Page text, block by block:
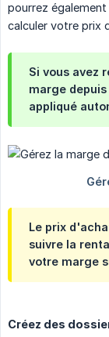
pourrez
calculer votre prix
Si vous avez
marge
appliqué
Le prix
suivre la
votre marge
Créez des